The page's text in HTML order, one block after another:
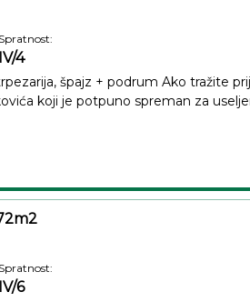
Spratnost:
IV/4
špajz + podrum Ako tražite
koji je potpuno spreman za
Spratnost:
IV/6